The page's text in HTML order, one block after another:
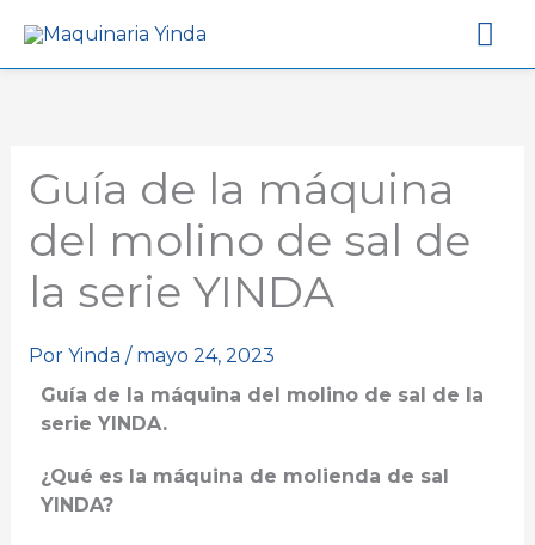
Guía de la máquina
del molino de sal de
la serie YINDA
Por Yinda / mayo 24, 2023
Guía de la máquina del molino de sal de la
serie YINDA.
¿Qué es la máquina de molienda de sal
YINDA?